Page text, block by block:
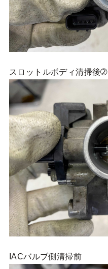
スロットルボディ清掃後➁
IACバルブ側清掃前